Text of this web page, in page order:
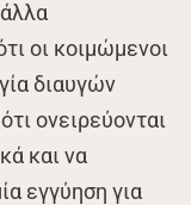
οι κοιμώμενοι
διαυγών
ονειρεύονται
και να
εγγύηση για